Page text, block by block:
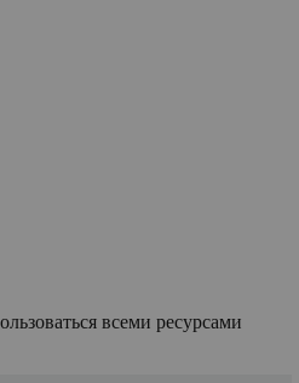
всеми ресурсами